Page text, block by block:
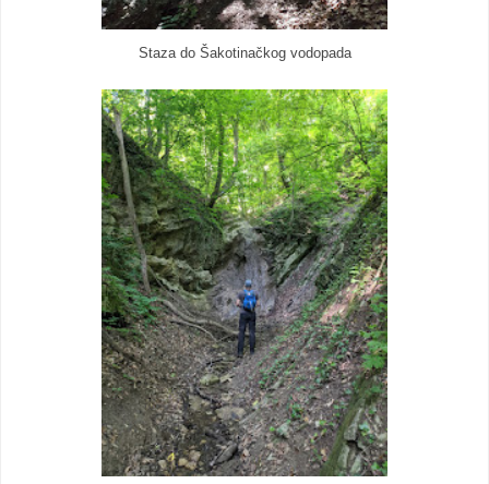
Staza do Šakotinačkog vodopada